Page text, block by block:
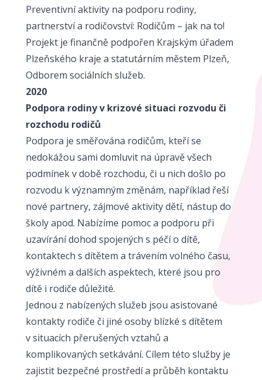
Preventivní aktivity na podporu rodiny,
partnerství a rodičovství: Rodičům – jak na to!
Projekt je finančně podpořen Krajským úřadem
Plzeňského kraje a statutárním městem Plzeň,
Odborem sociálních služeb.
2020
Podpora rodiny v krizové situaci rozvodu či
rozchodu rodičů
Podpora je směřována rodičům, kteří se
nedokážou sami domluvit na úpravě všech
podmínek v době rozchodu, či u nich došlo po
rozvodu k významným změnám, například řeší
nové partnery, zájmové aktivity dětí, nástup do
školy apod. Nabízíme pomoc a podporu při
uzavírání dohod spojených s péčí o dítě,
kontaktech s dítětem a trávením volného času,
výživném a dalších aspektech, které jsou pro
dítě i rodiče důležité.
Jednou z nabízených služeb jsou asistované
kontakty rodiče či jiné osoby blízké s dítětem
v situacích přerušených vztahů a
komplikovaných setkávání. Cílem této služby je
zajistit bezpečné prostředí a průběh kontaktu